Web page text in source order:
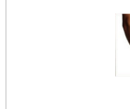
パン、そしてついには完
メラマンの容赦ない指示
そしてインストラクター
に負けて自らカメラに向
る韮川の姿には、過剰な
欲」が凝縮されている。